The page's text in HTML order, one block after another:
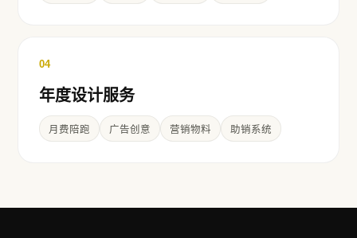
04
年度设计服务
月费陪跑 广告创意 营销物料 助销系统